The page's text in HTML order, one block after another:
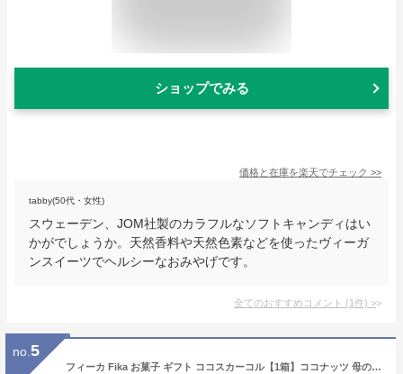
ショップでみる
価格と在庫を楽天でチェック >>
tabby(50代・女性)
スウェーデン、JOM社製のカラフルなソフトキャンディはい
かがでしょうか。天然香料や天然色素などを使ったヴィーガ
ンスイーツでヘルシーなおみやげです。
全てのおすすめコメント (1件) >
no. 5
フィーカ Fika お菓子 ギフト ココスカーコル【1箱】ココナッツ 母の日 父の日 東京土産 御祝 スウェーデンの最も家庭的なお菓子のひとつ